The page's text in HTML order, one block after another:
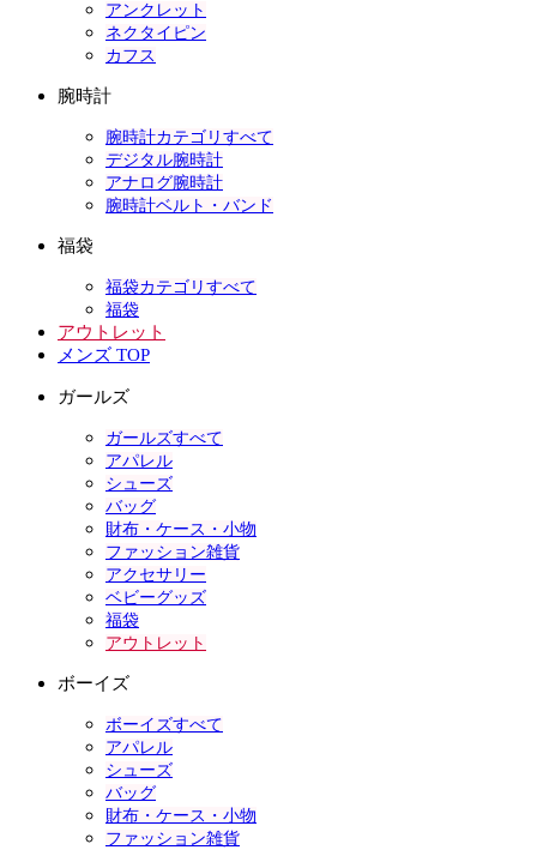
アンクレット
ネクタイピン
カフス
腕時計
腕時計カテゴリすべて
デジタル腕時計
アナログ腕時計
腕時計ベルト・バンド
福袋
福袋カテゴリすべて
福袋
アウトレット
メンズ TOP
ガールズ
ガールズすべて
アパレル
シューズ
バッグ
財布・ケース・小物
ファッション雑貨
アクセサリー
ベビーグッズ
福袋
アウトレット
ボーイズ
ボーイズすべて
アパレル
シューズ
バッグ
財布・ケース・小物
ファッション雑貨